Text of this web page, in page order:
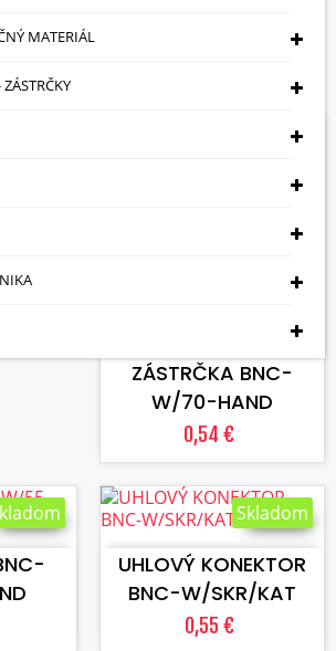
MATERIÁL

sa 1-10 z 10 položiek
ZÁSTRČKA BNC-
W/70-HAND
0,54 €
Skladom
VLOŽIŤ DO KOŠÍKA
UHLOVÝ KONEKTOR
BNC-W/SKR/KAT
0,55 €
Skladom